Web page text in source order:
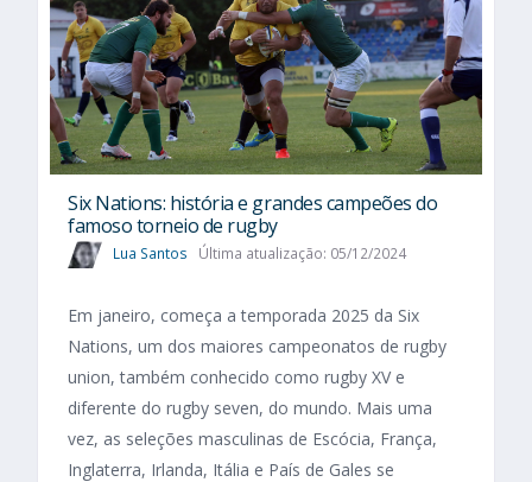
Six Nations​: história e grandes campeões do
famoso torneio de rugby
Lua Santos Última atualização: 05/12/2024
Em janeiro, começa a temporada 2025 da Six
Nations, um dos maiores campeonatos de rugby
union, também conhecido como rugby XV e
diferente do rugby seven, do mundo. Mais uma
vez, as seleções masculinas de Escócia, França,
Inglaterra, Irlanda, Itália e País de Gales se